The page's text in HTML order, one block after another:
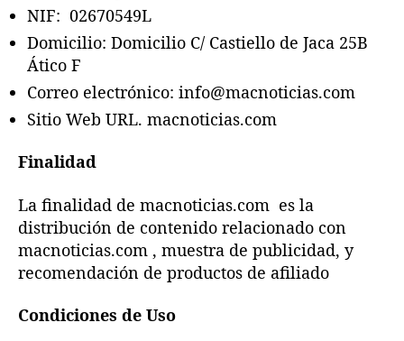
NIF: 02670549L
Domicilio: Domicilio C/ Castiello de Jaca 25B
Ático F
Correo electrónico: info@macnoticias.com
Sitio Web URL. macnoticias.com
Finalidad
La finalidad de macnoticias.com es la
distribución de contenido relacionado con
macnoticias.com , muestra de publicidad, y
recomendación de productos de afiliado
Condiciones de Uso